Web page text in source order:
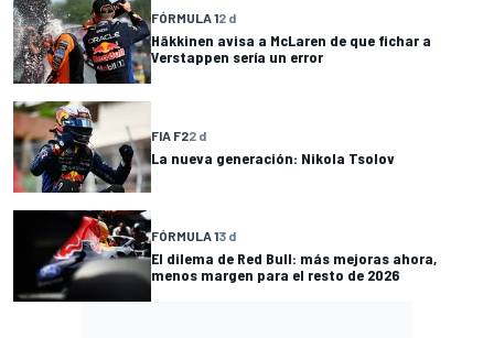
FÓRMULA 12 d
Häkkinen avisa a McLaren de que fichar a
Verstappen sería un error
FIA F22 d
La nueva generación: Nikola Tsolov
FÓRMULA 13 d
El dilema de Red Bull: más mejoras ahora,
menos margen para el resto de 2026